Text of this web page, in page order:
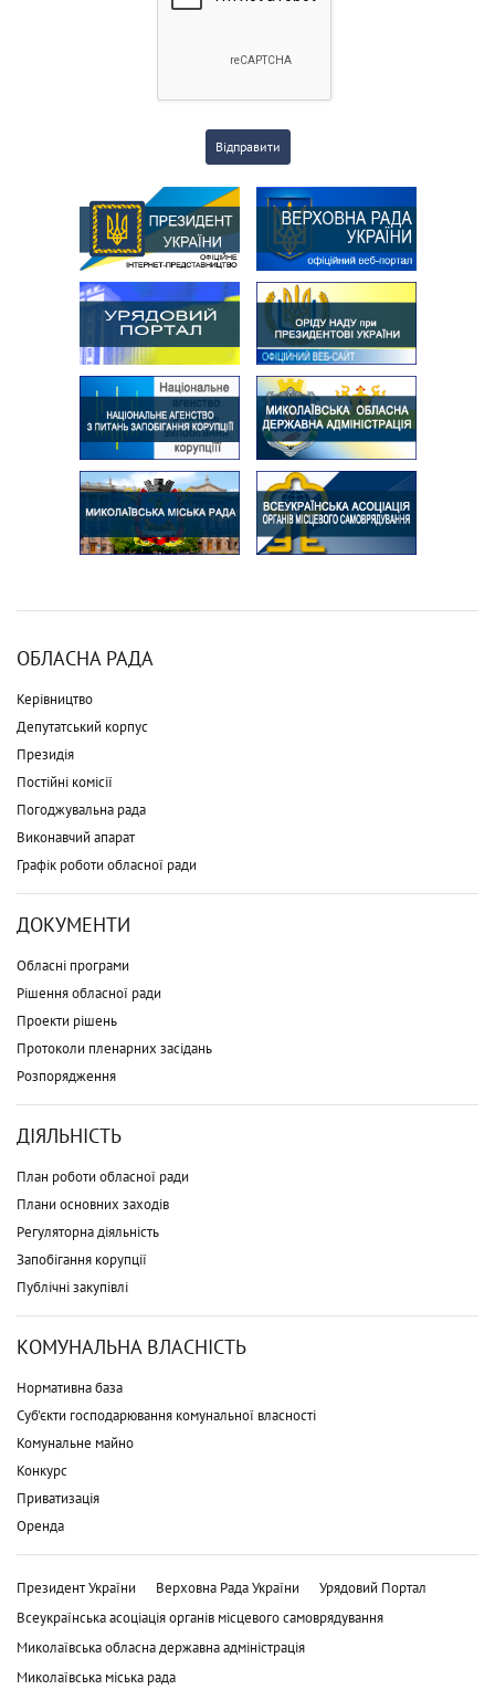
Відправити
ОБЛАСНА РАДА
Керівництво
Депутатський корпус
Президія
Постійні комісії
Погоджувальна рада
Виконавчий апарат
Графік роботи обласної ради
ДОКУМЕНТИ
Обласні програми
Рішення обласної ради
Проекти рішень
Протоколи пленарних засідань
Розпорядження
ДІЯЛЬНІСТЬ
План роботи обласної ради
Плани основних заходів
Регуляторна діяльність
Запобігання корупції
Публічні закупівлі
КОМУНАЛЬНА ВЛАСНІСТЬ
Нормативна база
Суб'єкти господарювання комунальної власності
Комунальне майно
Конкурс
Приватизація
Оренда
Президент України Верховна Рада України
Урядовий Портал
Всеукраїнська асоціація органів місцевого самоврядування
Миколаївська обласна державна адміністрація
Миколаївська міська рада